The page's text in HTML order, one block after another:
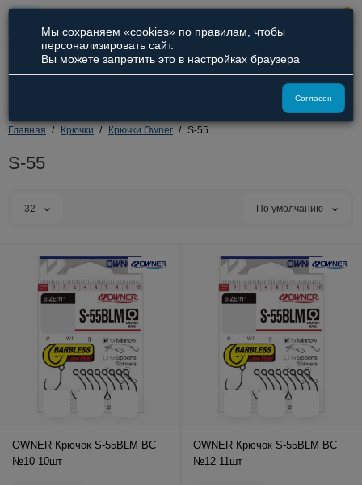
8 (800) 551-09-94
8 (929) 836-66-51
Главная Крючки Крючки Owner S-55
S-55
32 По умолчанию
OWNER Крючок S-55BLM BC
№10 10шт
OWNER Крючок S-55BLM BC
№12 11шт
Мы сохраняем «cookies» по правилам, чтобы
персонализировать сайт.
Вы можете запретить это в настройках браузера
Согласен